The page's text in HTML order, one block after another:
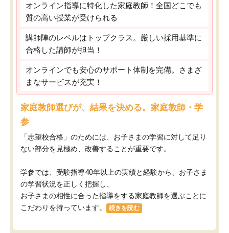
オンライン指導に特化した家庭教師！全国どこでも
質の高い授業が受けられる
講師陣のレベルはトップクラス。厳しい採用基準に
合格した講師が担当！
オンラインでも安心のサポート体制を完備。さまざ
まなサービスが充実！
家庭教師選びが、結果を決める。家庭教師・学
参
「志望校合格」のためには、お子さまの学習に対して足り
ない部分を見極め、改善することが重要です。
学参では、受験指導40年以上の実績と経験から、お子さま
の学習状況を正しく把握し、
お子さまの相性に合った指導をする家庭教師を選ぶことに
こだわりを持っています。
続きを読む